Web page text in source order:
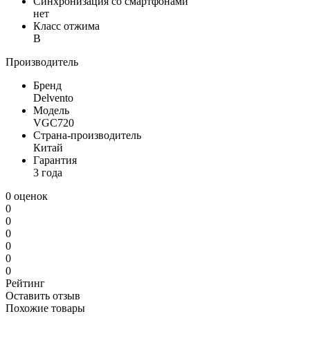
нет
Класс отжима
B
Производитель
Бренд
Delvento
Модель
VGC720
Страна-производитель
Китай
Гарантия
3 года
0 оценок
0
0
0
0
0
0
Рейтинг
Оставить отзыв
Похожие товары